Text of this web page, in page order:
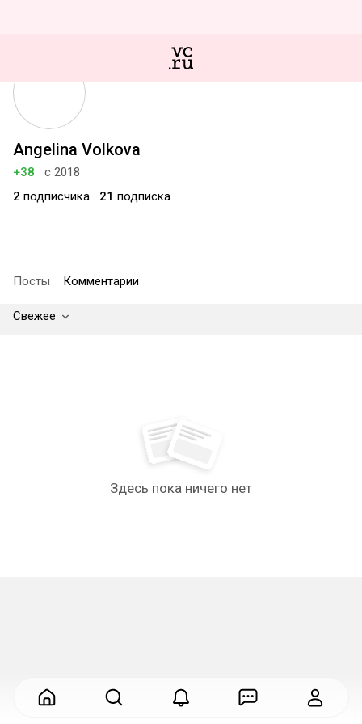
Angelina Volkova
+38
с 2018
2 подписчика 21 подписка
Посты Комментарии
Свежее
Здесь пока ничего нет